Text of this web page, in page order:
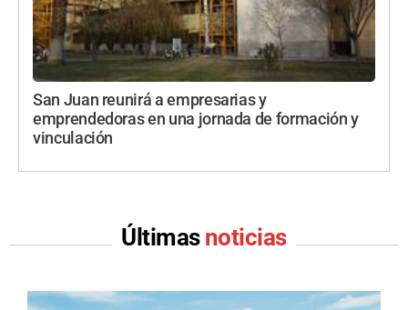
San Juan reunirá a empresarias y
emprendedoras en una jornada de formación y
vinculación
Últimas noticias